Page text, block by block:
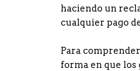
haciendo un
cualquier pago
Para
forma en que los